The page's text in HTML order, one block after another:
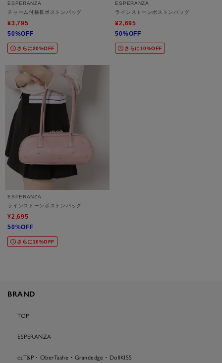
ESPERANZA
チャーム付横長ボストンバッグ
¥3,795
50%OFF
さらに20%OFF
ESPERANZA
ラインストーンボストンバッグ
¥2,695
50%OFF
さらに10%OFF
ESPERANZA
ラインストーンボストンバッグ
¥2,695
50%OFF
さらに10%OFF
BRAND
TOP
ESPERANZA
cs.T&P・OberTashe・Grandedge・DollKISS